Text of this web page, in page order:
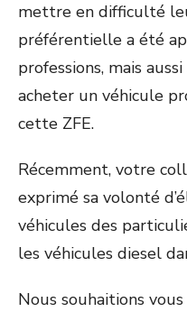
mettre en difficulté
préférentielle a été
professions, mais
acheter un véhicule
cette ZFE.
Récemment, votre
exprimé sa volonté
véhicules des
les véhicules diesel
Nous souhaitions